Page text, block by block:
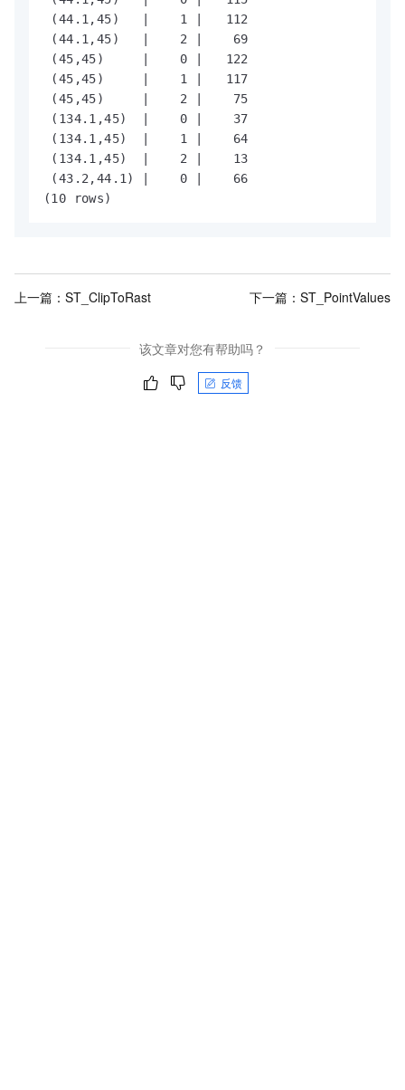
(44.1,45)   |    1 |   112
(44.1,45)   |    2 |    69
(45,45)     |    0 |   122
(45,45)     |    1 |   117
(45,45)     |    2 |    75
(134.1,45)  |    0 |    37
(134.1,45)  |    1 |    64
(134.1,45)  |    2 |    13
(43.2,44.1) |    0 |    66
(10 rows)
上一篇： ST_ClipToRast 下一篇： ST_PointValues
该文章对您有帮助吗？
反馈